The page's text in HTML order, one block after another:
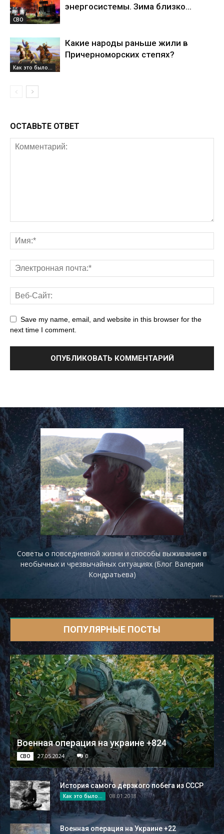
СВО
энергосистемы. Зима близко…
Как это было...
Какие народы раньше жили в
Причерноморских степях?
ОСТАВЬТЕ ОТВЕТ
Save my name, email, and website in this browser for the
next time I comment.
Советы о повседневной жизни и способы выживания в
необычных и чрезвычайных ситуациях (Блог Валерия
Кондратьева)
ПОПУЛЯРНЫЕ ПОСТЫ
Военная операция на украине +824
СВО 27.05.2024 0
История самого дерзкого побега из СССР
Как это было... 08.01.2018
Военная операция на Украине +22